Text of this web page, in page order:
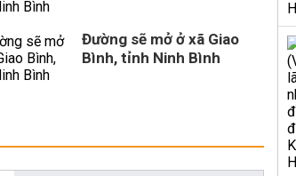
Đường sẽ mở ở xã Giao
Bình, tỉnh Ninh Bình